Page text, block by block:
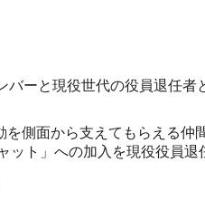
バーと現役世代の役員退任
側面から支えてもらえる
ット」への加入を現役役員退